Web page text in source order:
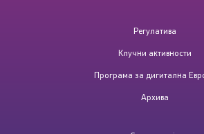
Регулатива
Клучни активности
Програма за дигитална
Архива